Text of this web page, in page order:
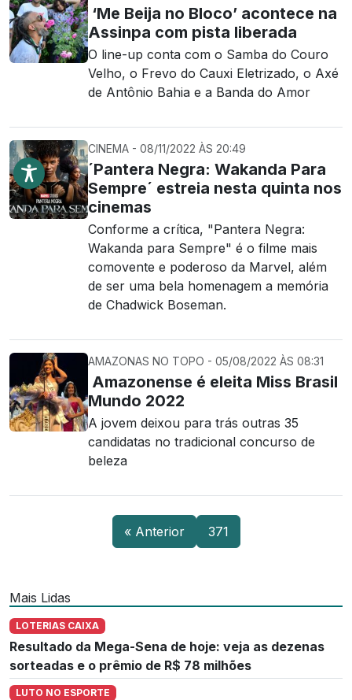
‘Me Beija no Bloco’ acontece na
Assinpa com pista liberada
O line-up conta com o Samba do Couro
Velho, o Frevo do Cauxi Eletrizado, o Axé
de Antônio Bahia e a Banda do Amor
CINEMA - 08/11/2022 ÀS 20:49
´Pantera Negra: Wakanda Para
Sempre´ estreia nesta quinta nos
cinemas
Conforme a crítica, "Pantera Negra:
Wakanda para Sempre" é o filme mais
comovente e poderoso da Marvel, além
de ser uma bela homenagem a memória
de Chadwick Boseman.
AMAZONAS NO TOPO - 05/08/2022 ÀS 08:31
Amazonense é eleita Miss Brasil
Mundo 2022
A jovem deixou para trás outras 35
candidatas no tradicional concurso de
beleza
« Anterior 371
Mais Lidas
LOTERIAS CAIXA
Resultado da Mega-Sena de hoje: veja as dezenas
sorteadas e o prêmio de R$ 78 milhões
LUTO NO ESPORTE